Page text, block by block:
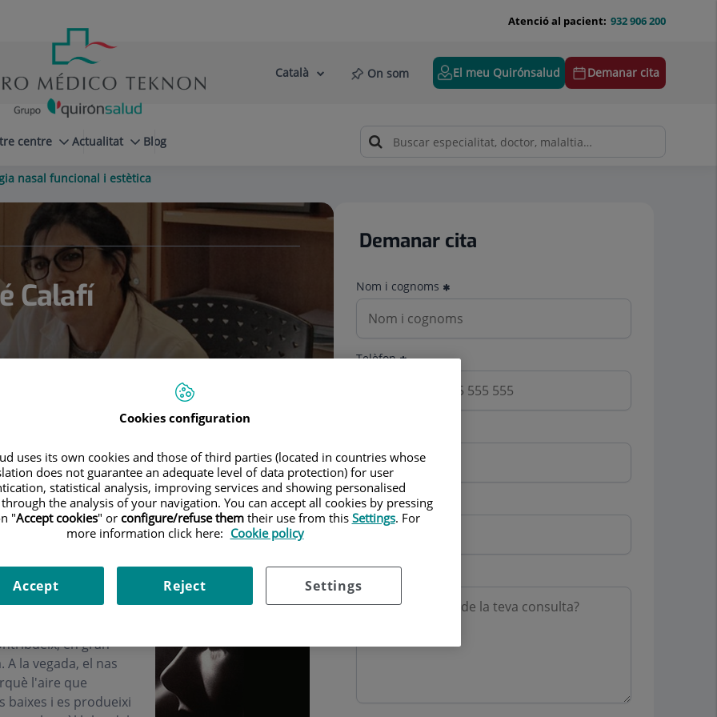
932 906 200
Atenció al pacient:
Selector
Llenguatge
Català On som El meu Quirónsalud Demanar cita
centre Actualitat Blog
nasal funcional i estètica
Calafí
i Estètica
El nas és,
en gran
la vegada, el nas
l'aire que
baixes i es produeixi
Demanar cita
Nom i cognoms
Telèfon
Mutua
Motiu consulta
Cookies configuration
uses its own cookies and those of third parties (located in countries whose
does not guarantee an adequate level of data protection) for user
statistical analysis, improving services and showing personalised
the analysis of your navigation. You can accept all cookies by pressing
"Accept cookies" or configure/refuse themtheir use from this Settings. For
more information click here: Cookie policy
Settings
Reject
Accept